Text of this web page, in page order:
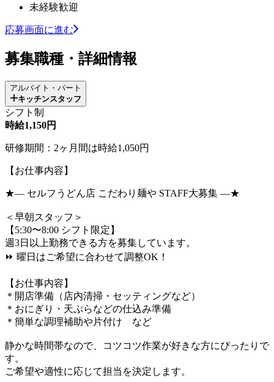
未経験歓迎
応募画面に進む
募集職種・詳細情報
アルバイト・パート
キッチンスタッフ
シフト制
時給1,150円
研修期間：2ヶ月間は時給1,050円
【お仕事内容】
★― セルフうどん店 こだわり麺や STAFF大募集 ―★
＜早朝スタッフ＞
【5:30〜8:00 シフト限定】
週3日以上勤務できる方を募集しています。
⏩ 曜日はご希望に合わせて調整OK！
【お仕事内容】
＊開店準備（店内清掃・セッティングなど）
＊おにぎり・天ぷらなどの仕込み準備
＊簡単な調理補助や片付け など
静かな時間帯なので、コツコツ作業が好きな方にぴったりで
す。
ご希望や適性に応じて担当を決定します。